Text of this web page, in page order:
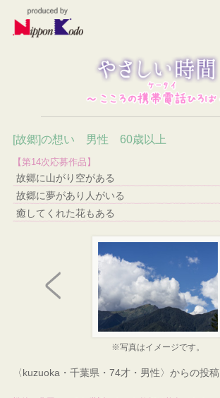
[故郷]の想い 男性 60歳以上
【第14次応募作品】
故郷に山がり空がある
故郷に夢があり人がいる
癒してくれた花もある
※写真はイメージです。
〈kuzuoka・千葉県・74才・男性〉からの投稿